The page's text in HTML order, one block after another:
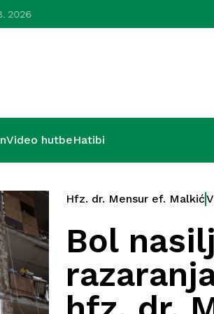
2026 Kurra hfz.
Video hutbeHatibi
Hfz. dr. Mensur ef. Malkić
Bol